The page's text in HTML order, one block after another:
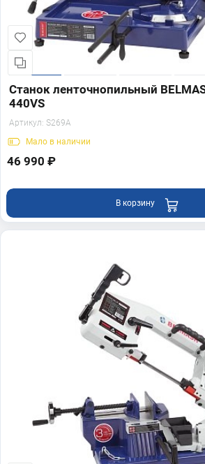
Станок ленточнопильный
440VS
Артикул: S269A
Мало в наличии
46 990 ₽
В корзину